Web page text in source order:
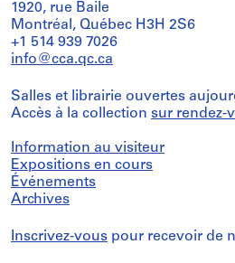
1920, rue Baile
Montréal, Québec H3H 2S6
+1 514 939 7026
info@cca.qc.ca
Salles et librairie ouvertes
Accès à la collection sur rendez-
Information au visiteur
Expositions en cours
Événements
Archives
Inscrivez-vous pour recevoir de